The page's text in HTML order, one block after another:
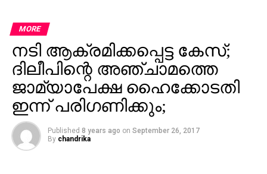
MORE
നടി ആക്രമിക്കപ്പെട്ട കേസ്;
ദിലീപിന്റെ അഞ്ചാമത്തെ
ജാമ്യാപേക്ഷ ഹൈക്കോടതി
ഇന്ന് പരിഗണിക്കും;
Published 8 years ago on September 26, 2017
By chandrika